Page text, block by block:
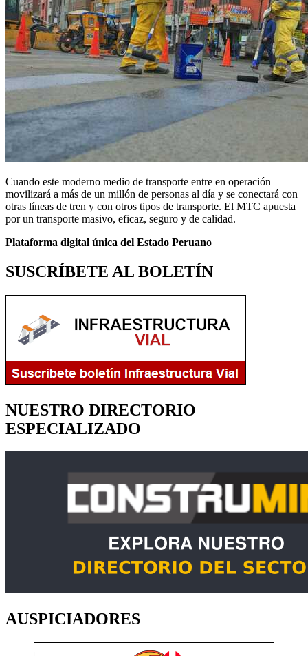
Cuando este moderno medio de transporte entre en operación
movilizará a más de un millón de personas al día y se conectará con
otras líneas de tren y con otros tipos de transporte. El MTC apuesta
por un transporte masivo, eficaz, seguro y de calidad.
Plataforma digital única del Estado Peruano
SUSCRÍBETE AL BOLETÍN
NUESTRO DIRECTORIO
ESPECIALIZADO
AUSPICIADORES